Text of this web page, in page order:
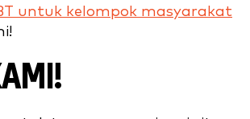
untuk kelompok masyarakat